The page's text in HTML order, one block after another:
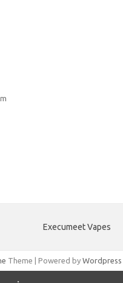
Execumeet Vapes
Theme | Powered by Wordpress